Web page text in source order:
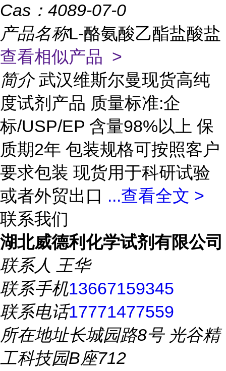
Cas： 4089-07-0
产品名称L-酪氨酸乙酯盐酸盐
查看相似产品 >
简介 武汉维斯尔曼现货高纯
度试剂产品 质量标准:企
标/USP/EP 含量98%以上 保
质期2年 包装规格可按照客户
要求包装 现货用于科研试验
或者外贸出口 ...查看全文 >
联系我们
湖北威德利化学试剂有限公司
联系人 王华
联系手机13667159345
联系电话17771477559
所在地址长城园路8号 光谷精
工科技园B座712